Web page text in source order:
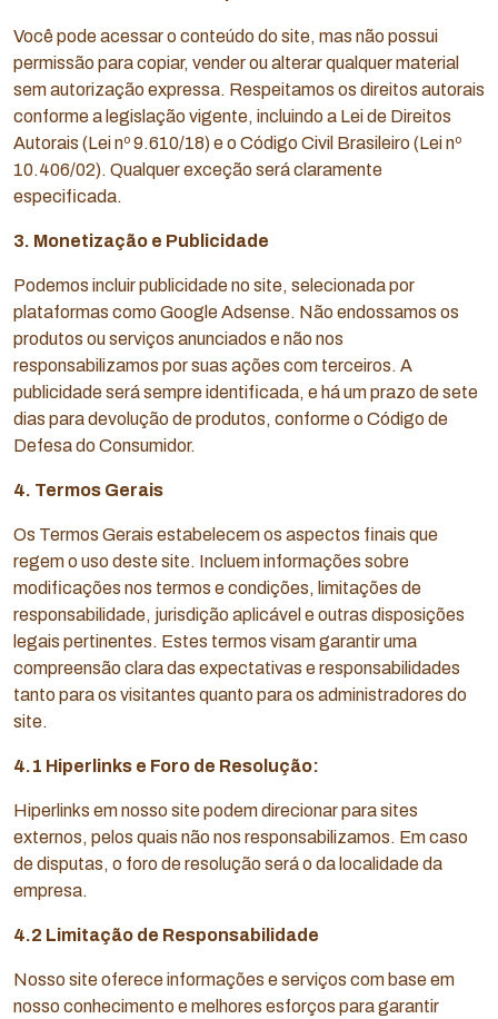
Você pode acessar o conteúdo do site, mas não possui
permissão para copiar, vender ou alterar qualquer material
sem autorização expressa. Respeitamos os direitos autorais
conforme a legislação vigente, incluindo a Lei de Direitos
Autorais (Lei nº 9.610/18) e o Código Civil Brasileiro (Lei nº
10.406/02). Qualquer exceção será claramente
especificada.
3. Monetização e Publicidade
Podemos incluir publicidade no site, selecionada por
plataformas como Google Adsense. Não endossamos os
produtos ou serviços anunciados e não nos
responsabilizamos por suas ações com terceiros. A
publicidade será sempre identificada, e há um prazo de sete
dias para devolução de produtos, conforme o Código de
Defesa do Consumidor.
4. Termos Gerais
Os Termos Gerais estabelecem os aspectos finais que
regem o uso deste site. Incluem informações sobre
modificações nos termos e condições, limitações de
responsabilidade, jurisdição aplicável e outras disposições
legais pertinentes. Estes termos visam garantir uma
compreensão clara das expectativas e responsabilidades
tanto para os visitantes quanto para os administradores do
site.
4.1 Hiperlinks e Foro de Resolução:
Hiperlinks em nosso site podem direcionar para sites
externos, pelos quais não nos responsabilizamos. Em caso
de disputas, o foro de resolução será o da localidade da
empresa.
4.2 Limitação de Responsabilidade
Nosso site oferece informações e serviços com base em
nosso conhecimento e melhores esforços para garantir